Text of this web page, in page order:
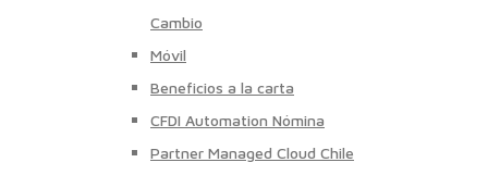
Cambio
Móvil
Beneficios a la carta
CFDI Automation Nómina
Partner Managed Cloud Chile